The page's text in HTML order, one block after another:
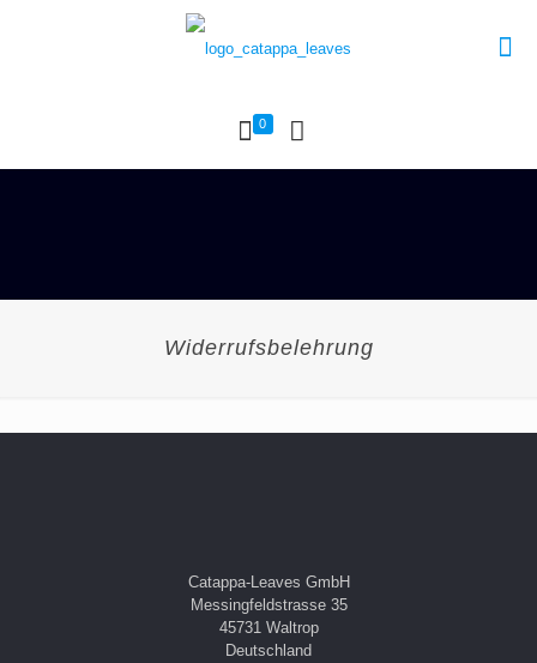
0
Widerrufsbelehrung
Catappa-Leaves GmbH
Messingfeldstrasse 35
45731 Waltrop
Deutschland